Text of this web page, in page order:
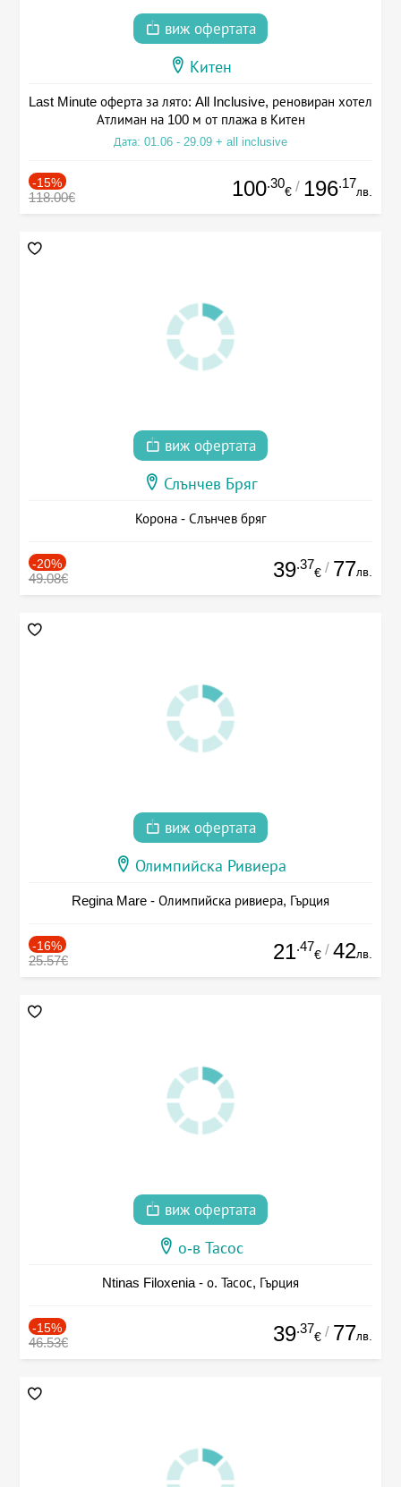
виж офертата
Китен
Last Minute оферта за лято: All Inclusive, реновиран хотел
Атлиман на 100 м от плажа в Китен
Дата: 01.06 - 29.09 + all inclusive
-15%
118.00€ 100.30
€ / 196.17
лв.
виж офертата
Слънчев Бряг
Корона - Слънчев бряг
-20%
49.08€ 39.37
€ / 77лв.
виж офертата
Олимпийска Ривиера
Regina Mare - Олимпийска ривиера, Гърция
-16%
25.57€ 21.47
€ / 42лв.
виж офертата
о-в Тасос
Ntinas Filoxenia - о. Тасос, Гърция
-15%
46.53€ 39.37
€ / 77лв.